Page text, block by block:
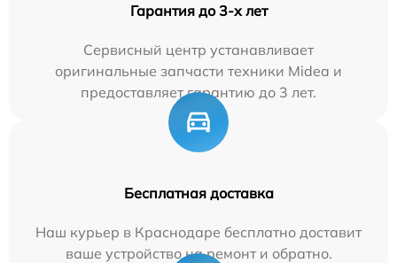
Гарантия до 3-х лет
Сервисный центр устанавливает
оригинальные запчасти техники Midea и
предоставляет гарантию до 3 лет.
Бесплатная доставка
Наш курьер в Краснодаре бесплатно доставит
ваше устройство на ремонт и обратно.